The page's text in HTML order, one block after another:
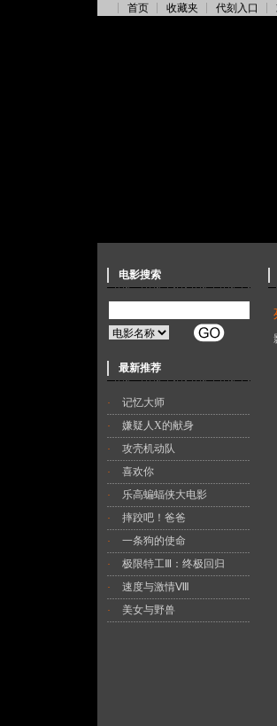
首页 收藏夹 代刻入口
电影搜索
最新推荐
·
记忆大师
·
嫌疑人X的献身
·
攻壳机动队
·
喜欢你
·
乐高蝙蝠侠大电影
·
摔跤吧！爸爸
·
一条狗的使命
·
极限特工Ⅲ：终极回归
·
速度与激情Ⅷ
·
美女与野兽